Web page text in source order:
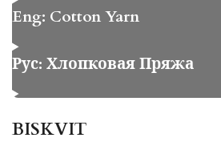
Eng: Cotton Yarn
Рус: Хлопковая Пряжа
BISKVIT